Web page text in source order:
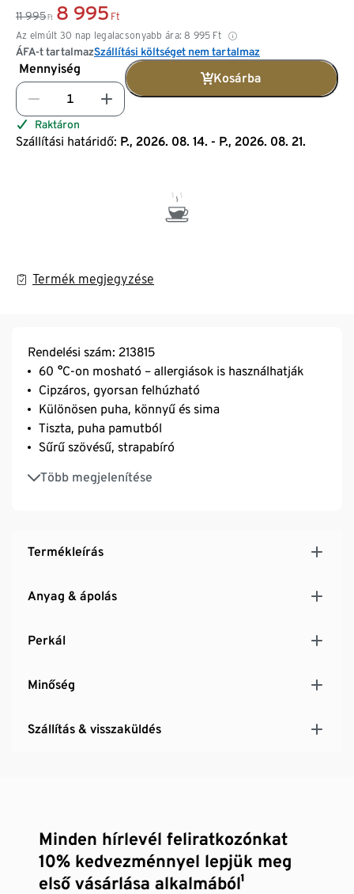
11 995 Ft 8 995 Ft
Az elmúlt 30 nap legalacsonyabb ára: 8 995 Ft
ÁFA-t tartalmazSzállítási költséget nem tartalmaz
Mennyiség
Kosárba
Raktáron
Szállítási határidő: P., 2026. 08. 14. - P., 2026. 08. 21.
Termék megjegyzése
Rendelési szám: 213815
60 °C-on mosható – allergiások is használhatják
Cipzáros, gyorsan felhúzható
Különösen puha, könnyű és sima
Tiszta, puha pamutból
Sűrű szövésű, strapabíró
Több megjelenítése
Hőkiegyenlítő és nedvszívó
Termékleírás
Anyag & ápolás
Perkál
Minőség
Szállítás & visszaküldés
Minden hírlevél feliratkozónkat
10% kedvezménnyel lepjük meg
első vásárlása alkalmából¹